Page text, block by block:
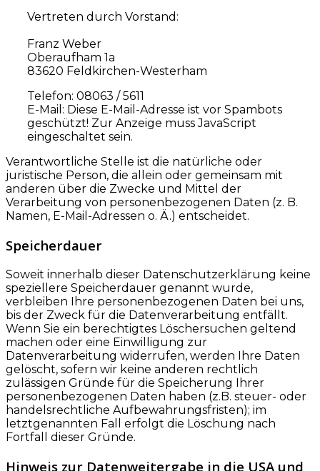
Vertreten durch Vorstand:
Franz Weber
Oberaufham 1a
83620 Feldkirchen-Westerham
Telefon: 08063 / 5611
E-Mail: Diese E-Mail-Adresse ist vor Spambots
geschützt! Zur Anzeige muss JavaScript
eingeschaltet sein.
Verantwortliche Stelle ist die natürliche oder
juristische Person, die allein oder gemeinsam mit
anderen über die Zwecke und Mittel der
Verarbeitung von personenbezogenen Daten (z. B.
Namen, E-Mail-Adressen o. Ä.) entscheidet.
Speicherdauer
Soweit innerhalb dieser Datenschutzerklärung keine
speziellere Speicherdauer genannt wurde,
verbleiben Ihre personenbezogenen Daten bei uns,
bis der Zweck für die Datenverarbeitung entfällt.
Wenn Sie ein berechtigtes Löschersuchen geltend
machen oder eine Einwilligung zur
Datenverarbeitung widerrufen, werden Ihre Daten
gelöscht, sofern wir keine anderen rechtlich
zulässigen Gründe für die Speicherung Ihrer
personenbezogenen Daten haben (z.B. steuer- oder
handelsrechtliche Aufbewahrungsfristen); im
letztgenannten Fall erfolgt die Löschung nach
Fortfall dieser Gründe.
Hinweis zur Datenweitergabe in die USA und